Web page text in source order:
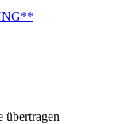
übertragen